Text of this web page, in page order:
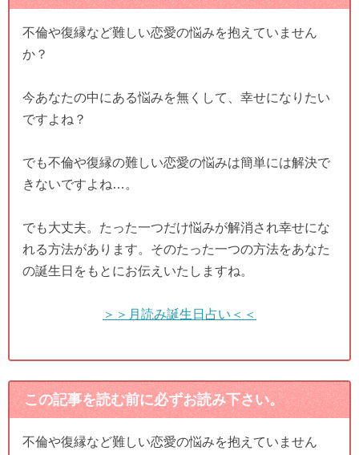
不倫や復縁など難しい恋愛の悩みを抱えていません
か？
今あなたの中にある悩みを無くして、幸せになりたい
ですよね？
でも不倫や復縁の難しい恋愛の悩みは簡単には解決で
きないですよね…。
でも大丈夫。たった一つだけ悩みが解消され幸せにな
れる方法があります。そのたった一つの方法をあなた
の誕生日をもとにお伝えいたしますね。
＞＞月読み誕生日占い＜＜
この記事を読む前に必ずお読み下さい。
不倫や復縁など難しい恋愛の悩みを抱えていません